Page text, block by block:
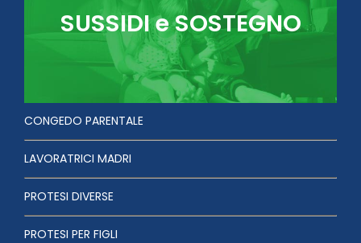
SUSSIDI e SOSTEGNO
CONGEDO PARENTALE
LAVORATRICI MADRI
PROTESI DIVERSE
PROTESI PER FIGLI